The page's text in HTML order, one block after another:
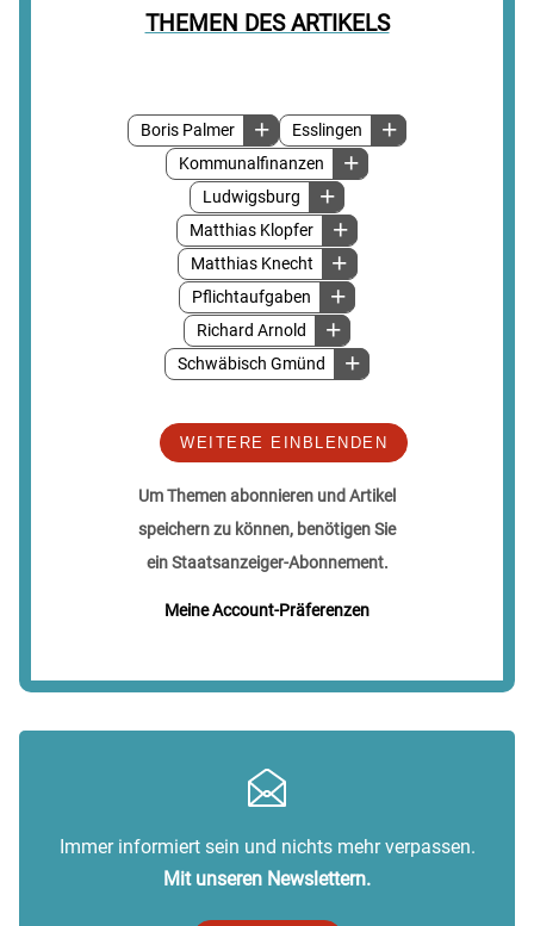
THEMEN DES ARTIKELS
Boris Palmer
Esslingen
Kommunalfinanzen
Ludwigsburg
Matthias Klopfer
Matthias Knecht
Pflichtaufgaben
Richard Arnold
Schwäbisch Gmünd
WEITERE EINBLENDEN
Um Themen abonnieren und Artikel
speichern zu können, benötigen Sie
ein Staatsanzeiger-Abonnement.
Meine Account-Präferenzen
Immer informiert sein und nichts mehr verpassen.
Mit unseren Newslettern.